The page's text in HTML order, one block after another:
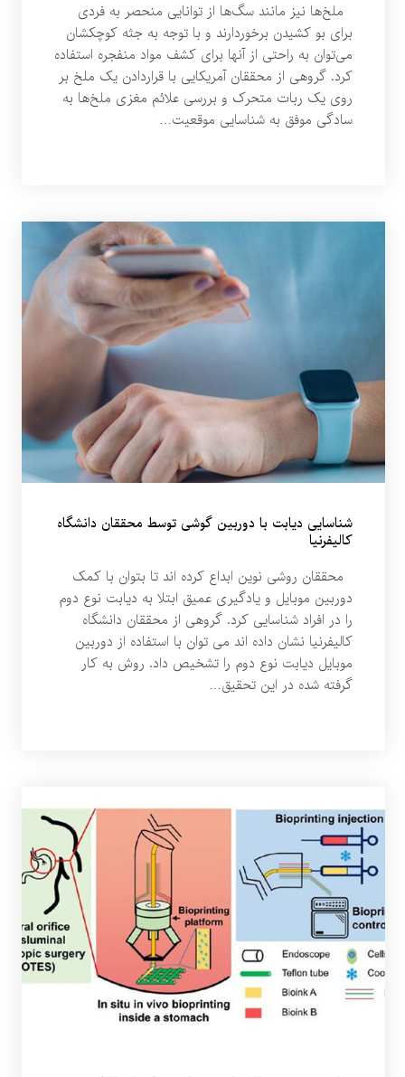
ملخ‌ها نیز مانند سگ‌ها از توانایی منحصر به فردی
برای بو کشیدن برخوردارند و با توجه به جثه کوچکشان
می‌توان به راحتی از آنها برای کشف مواد منفجره استفاده
کرد. گروهی از محققان آمریکایی با قراردادن یک ملخ بر
روی یک ربات متحرک و بررسی علائم مغزی ملخ‌ها به
سادگی موفق به شناسایی موقعیت…
شناسایی دیابت با دوربین گوشی توسط محققان دانشگاه
کالیفرنیا
محققان روشی نوین ابداع کرده اند تا بتوان با کمک
دوربین موبایل و یادگیری عمیق ابتلا به دیابت نوع دوم
را در افراد شناسایی کرد. گروهی از محققان دانشگاه
کالیفرنیا نشان داده اند می توان با استفاده از دوربین
موبایل دیابت نوع دوم را تشخیص داد. روش به کار
گرفته شده در این تحقیق…